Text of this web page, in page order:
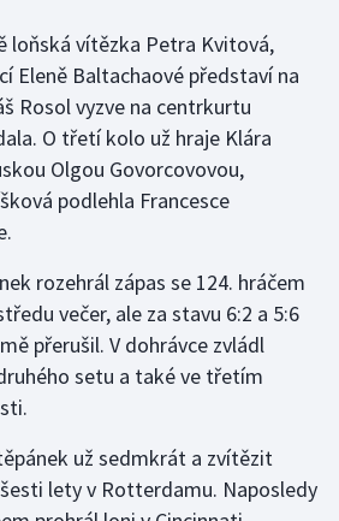
loňská vítězka Petra Kvitová,
Eleně Baltachaové představí na
Rosol vyzve na centrkurtu
O třetí kolo už hraje Klára
Olgou Govorcovovou,
podlehla Francesce
rozehrál zápas se 124. hráčem
večer, ale za stavu 6:2 a 5:6
přerušil. V dohrávce zvládl
setu a také ve třetím
už sedmkrát a zvítězit
lety v Rotterdamu. Naposledy